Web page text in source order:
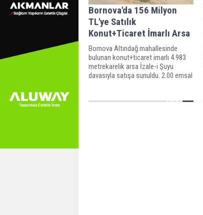
Bornova'da 156 Milyon
TL'ye Satılık
Konut+Ticaret İmarlı Arsa
Bornova Altındağ mahallesinde
bulunan konut+ticaret imarlı 4.983
metrekarelik arsa İzale-i Şuyu
davasıyla satışa sunuldu. 2.00 emsal
belirlendi. İhalesi 5 Nisan 2023'te